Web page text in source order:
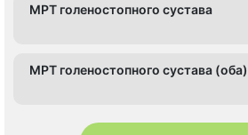
МРТ голеностопного сустава
МРТ голеностопного сустава (оба)